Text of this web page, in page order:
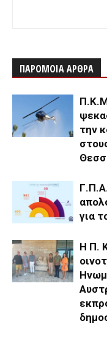
ΠΑΡΟΜΟΙΑ ΑΡΘΡΑ
την
για
H Π.